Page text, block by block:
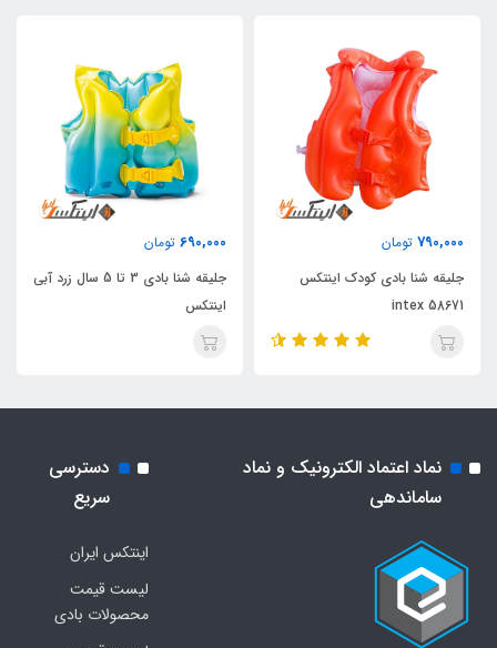
790,000 تومان
جلیقه شنا بادی کودک اینتکس
intex 58671
690,000 تومان
جلیقه شنا بادی 3 تا 5 سال زرد آبی
اینتکس
نماد اعتماد الکترونیک و نماد
ساماندهی
دسترسی
سریع
اینتکس ایران
لیست قیمت
محصولات بادی